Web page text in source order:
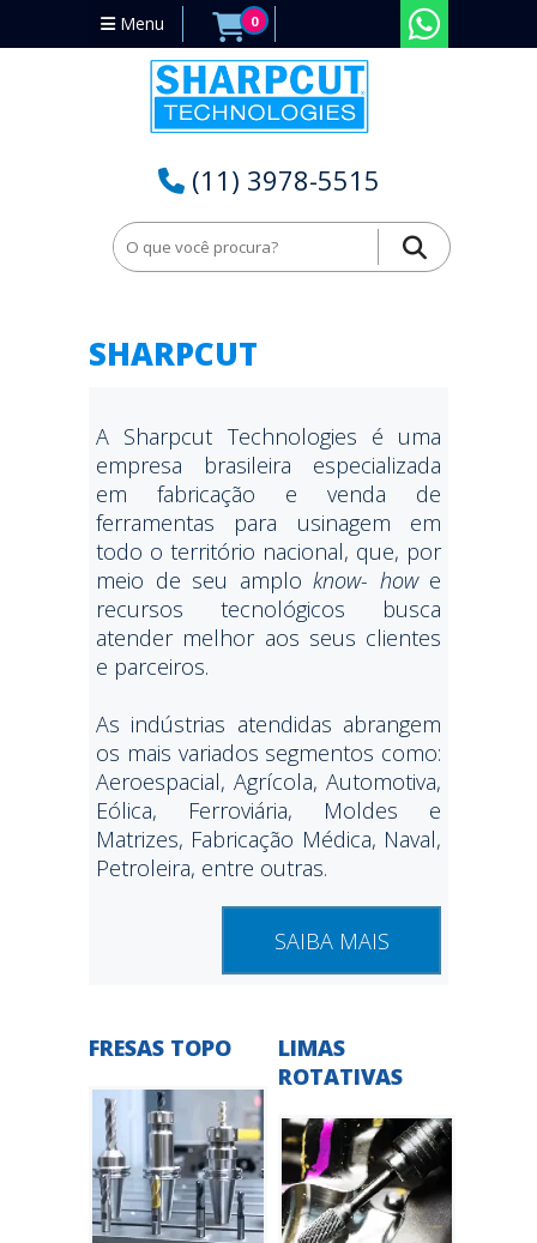
Menu 0
(11) 3978-5515
SHARPCUT
A Sharpcut Technologies é uma
empresa brasileira especializada
em fabricação e venda de
ferramentas para usinagem em
todo o território nacional, que, por
meio de seu amplo know- howe
recursos tecnológicos busca
atender melhor aos seus clientes
e parceiros.
As indústrias atendidas abrangem
os mais variados segmentos como:
Aeroespacial, Agrícola, Automotiva,
Eólica, Ferroviária, Moldes e
Matrizes, Fabricação Médica, Naval,
Petroleira, entre outras.
SAIBA MAIS
FRESAS TOPO
LIMAS
ROTATIVAS